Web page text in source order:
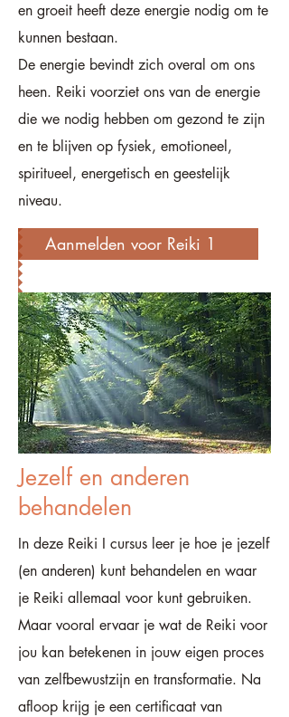
en groeit heeft deze energie nodig om te
kunnen bestaan.
De energie bevindt zich overal om ons
heen. Reiki voorziet ons van de energie
die we nodig hebben om gezond te zijn
en te blijven op fysiek, emotioneel,
spiritueel, energetisch en geestelijk
niveau.
Aanmelden voor Reiki 1
Jezelf en anderen
behandelen
In deze Reiki I cursus leer je hoe je jezelf
(en anderen) kunt behandelen en waar
je Reiki allemaal voor kunt gebruiken.
Maar vooral ervaar je wat de Reiki voor
jou kan betekenen in jouw eigen proces
van zelfbewustzijn en transformatie. Na
afloop krijg je een certificaat van